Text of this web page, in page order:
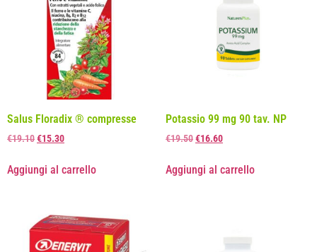
Salus Floradix ® compresse
€19.10€15.30
Aggiungi al carrello
Potassio 99 mg 90 tav. NP
€19.50€16.60
Aggiungi al carrello